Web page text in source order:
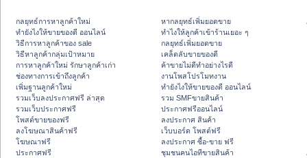
กลยุทธ์การหาลูกค้าใหม่
ทํายังไงให้ขายของดี ออนไลน์
วิธีการหาลูกค้าของ sale
วิธีหาลูกค้ากลุ่มเป้าหมาย
การหาลูกค้าใหม่ รักษาลูกค้าเก่า
ช่องทางการเข้าถึงลูกค้า
เพิ่มฐานลูกค้าใหม่
รวมเว็บลงประกาศฟรี ล่าสุด
รวมเว็บประกาศฟรี
โพสต์ขายของฟรี
ลงโฆษณาสินค้าฟรี
โฆษณาฟรี
ประกาศฟรี
หากลยุทธ์เพิ่มยอดขาย
ทําไงให้ลูกค้าเข้าร้านเยอะ ๆ
กลยุทธ์เพิ่มยอดขาย
เคล็ดลับขายของดี
ค้าขายไม่ดีทำอย่างไรดี
งานโพสโปรโมทงาน
ทํายังไงให้ขายของดี ออนไลน์
รวม SMFขายสินค้า
ประกาศฟรีออนไลน์
ลงประกาศ สินค้า
เว็บบอร์ด โพสต์ฟรี
ลงประกาศ ซื้อ-ขาย ฟรี
ชุมชนคนไอทีขายสินค้า